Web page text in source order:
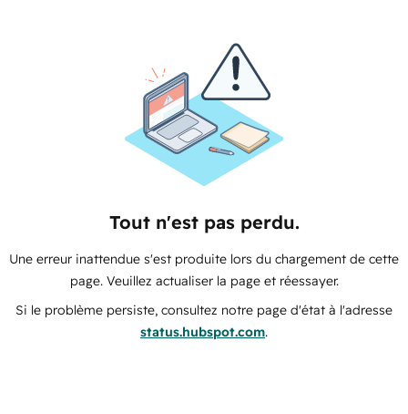
Tout n'est pas perdu.
Une erreur inattendue s'est produite lors du chargement de cette
page. Veuillez actualiser la page et réessayer.
Si le problème persiste, consultez notre page d'état à l'adresse
status.hubspot.com.